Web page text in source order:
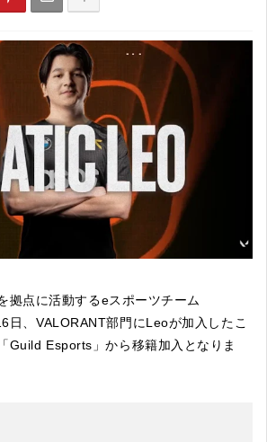
拠点に活動するeスポーツチーム
日、VALORANT部門にLeoが加入したこ
Guild Esports」から移籍加入となりま